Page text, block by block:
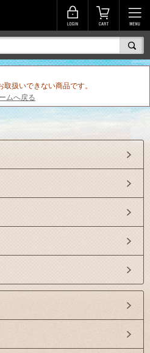
扱いできない商品です。
ムへ戻る